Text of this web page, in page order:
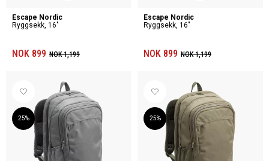
Ryggsekk, 16"
Escape Nordic
NOK 899 NOK 1,199
Ryggsekk, 16"
Escape Nordic
NOK 899 NOK 1,199
25% 25%